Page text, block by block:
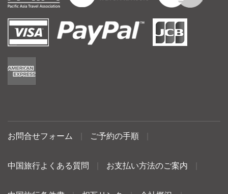
お問合せフォーム ご予約の手順
中国旅行よくある質問 お支払い方法のご案内